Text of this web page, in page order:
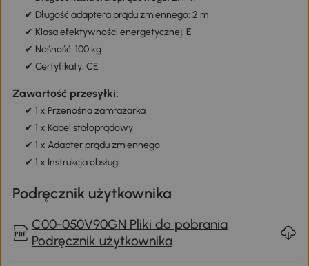
✔ Długość adaptera prądu zmiennego: 2 m
✔ Klasa efektywności energetycznej: E
✔ Nośność: 100 kg
✔ Certyfikaty: CE
Zawartość przesyłki:
✔ 1 x Przenośna zamrażarka
✔ 1 x Kabel stałoprądowy
✔ 1 x Adapter prądu zmiennego
✔ 1 x Instrukcja obsługi
Podręcznik użytkownika
C00-050V90GN Pliki do pobrania
Podręcznik użytkownika